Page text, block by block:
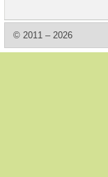
© 2011 – 2026